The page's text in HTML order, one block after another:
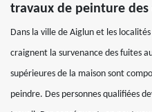
travaux de peinture
Dans la ville de Aiglun et les
craignent la survenance des fuites
supérieures de la maison sont
peindre. Des personnes qualifiées